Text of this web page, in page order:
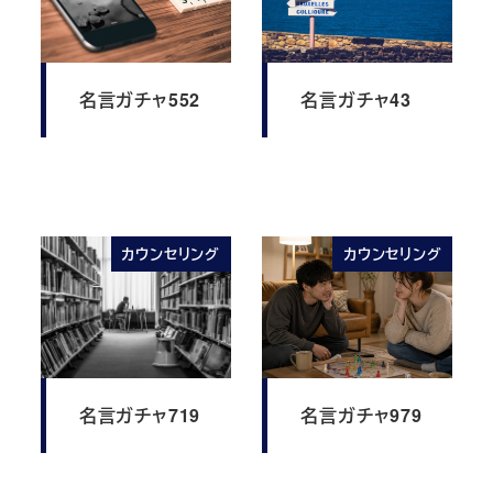
名言ガチャ552 名言ガチャ43
カウンセリング
名言ガチャ719
カウンセリング
名言ガチャ979